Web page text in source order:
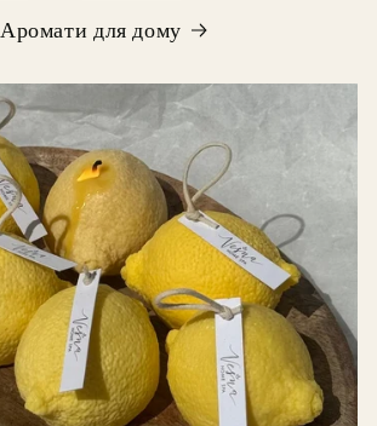
Аромати для дому